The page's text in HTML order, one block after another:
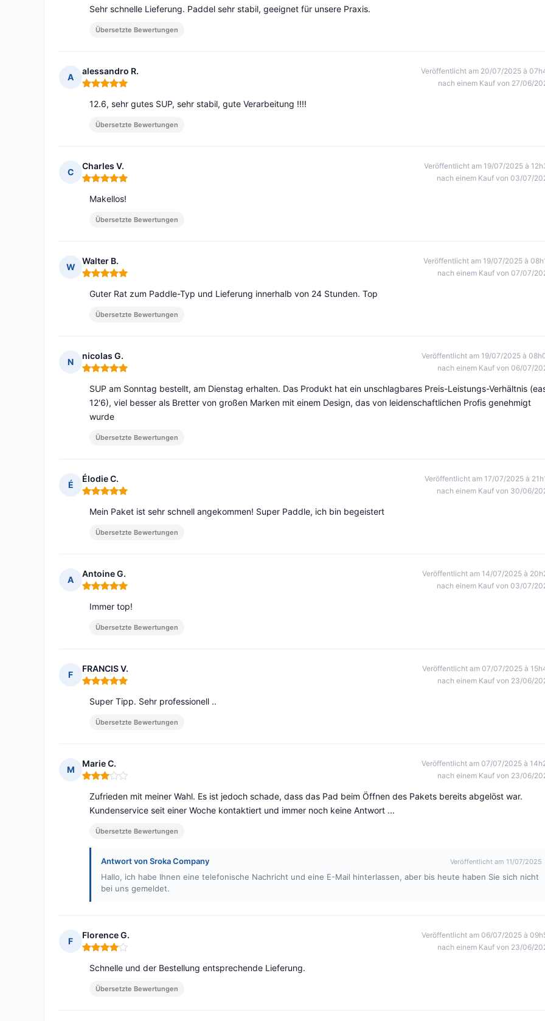
Sehr schnelle Lieferung. Paddel sehr stabil, geeignet für unsere Praxis.
Übersetzte Bewertungen
A
alessandro R.
Hinweis: 5 von 5
Veröffentlicht am 20/07/2025 à
nach einem Kauf von 27/06/
12.6, sehr gutes SUP, sehr stabil, gute Verarbeitung !!!!
Übersetzte Bewertungen
C
Charles V.
Hinweis: 5 von 5
Veröffentlicht am 19/07/2025 à
nach einem Kauf von 03/07/
Makellos!
Übersetzte Bewertungen
W
Walter B.
Hinweis: 5 von 5
Veröffentlicht am 19/07/2025 à
nach einem Kauf von 07/07/
Guter Rat zum Paddle-Typ und Lieferung innerhalb von 24 Stunden. Top
Übersetzte Bewertungen
N
nicolas G.
Hinweis: 5 von 5
Veröffentlicht am 19/07/2025 à
nach einem Kauf von 06/07/
SUP am Sonntag bestellt, am Dienstag erhalten. Das Produkt hat ein unschlagbares Preis-Leistungs-Verhältnis
12'6), viel besser als Bretter von großen Marken mit einem Design, das von leidenschaftlichen Profis genehmigt
wurde
Übersetzte Bewertungen
É
Élodie C.
Hinweis: 5 von 5
Veröffentlicht am 17/07/2025 à
nach einem Kauf von 30/06/
Mein Paket ist sehr schnell angekommen! Super Paddle, ich bin begeistert
Übersetzte Bewertungen
A
Antoine G.
Hinweis: 5 von 5
Veröffentlicht am 14/07/2025 à
nach einem Kauf von 03/07/
Immer top!
Übersetzte Bewertungen
F
FRANCIS V.
Hinweis: 5 von 5
Veröffentlicht am 07/07/2025 à
nach einem Kauf von 23/06/
Super Tipp. Sehr professionell ..
Übersetzte Bewertungen
M
Marie C.
Hinweis: 3 von 5
Veröffentlicht am 07/07/2025 à
nach einem Kauf von 23/06/
Zufrieden mit meiner Wahl. Es ist jedoch schade, dass das Pad beim Öffnen des Pakets bereits abgelöst war.
Kundenservice seit einer Woche kontaktiert und immer noch keine Antwort ...
Übersetzte Bewertungen
Antwort von Sroka Company Veröffentlicht am 11/07/2025
Hallo, ich habe Ihnen eine telefonische Nachricht und eine E-Mail hinterlassen, aber bis heute haben Sie sich nicht
bei uns gemeldet.
F
Florence G.
Hinweis: 4 von 5
Veröffentlicht am 06/07/2025 à
nach einem Kauf von 23/06/
Schnelle und der Bestellung entsprechende Lieferung.
Übersetzte Bewertungen